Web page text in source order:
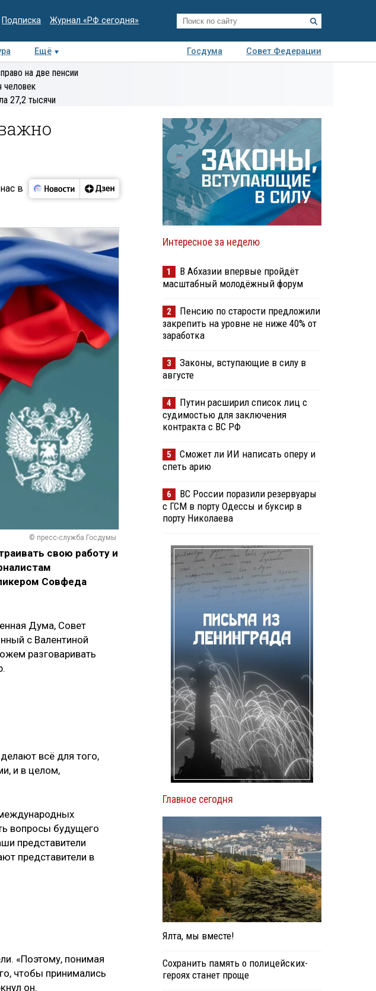
Подписка Журнал «РФ сегодня»
Ещё Госдума
Совет Федерации
Колумнисты
Деловая
на две пенсии
человек
27,2 тысячи
в
© пресс-служба Госдумы
свою работу и
Совфеда
Дума, Совет
с Валентиной
разговаривать
всё для того,
и в целом,
вопросы будущего
представители
представители в
«Поэтому, понимая
чтобы принимались
он.
Интересное за неделю
1
В Абхазии впервые пройдёт
масштабный молодёжный форум
2
Пенсию по старости предложили
закрепить на уровне не ниже 40% от
заработка
3
Законы, вступающие в силу в
августе
4
Путин расширил список лиц с
судимостью для заключения
контракта с ВС РФ
5
Сможет ли ИИ написать оперу и
спеть арию
6
ВС России поразили резервуары
с ГСМ в порту Одессы и буксир в
порту Николаева
Главное сегодня
Ялта, мы вместе!
Сохранить память о полицейских-
героях станет проще